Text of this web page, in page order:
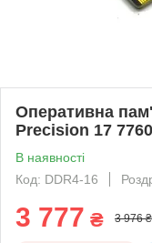
Оперативна
Precision 17 7760
В наявності
Код: DDR4-16
3 777 ₴ 3 976 ₴